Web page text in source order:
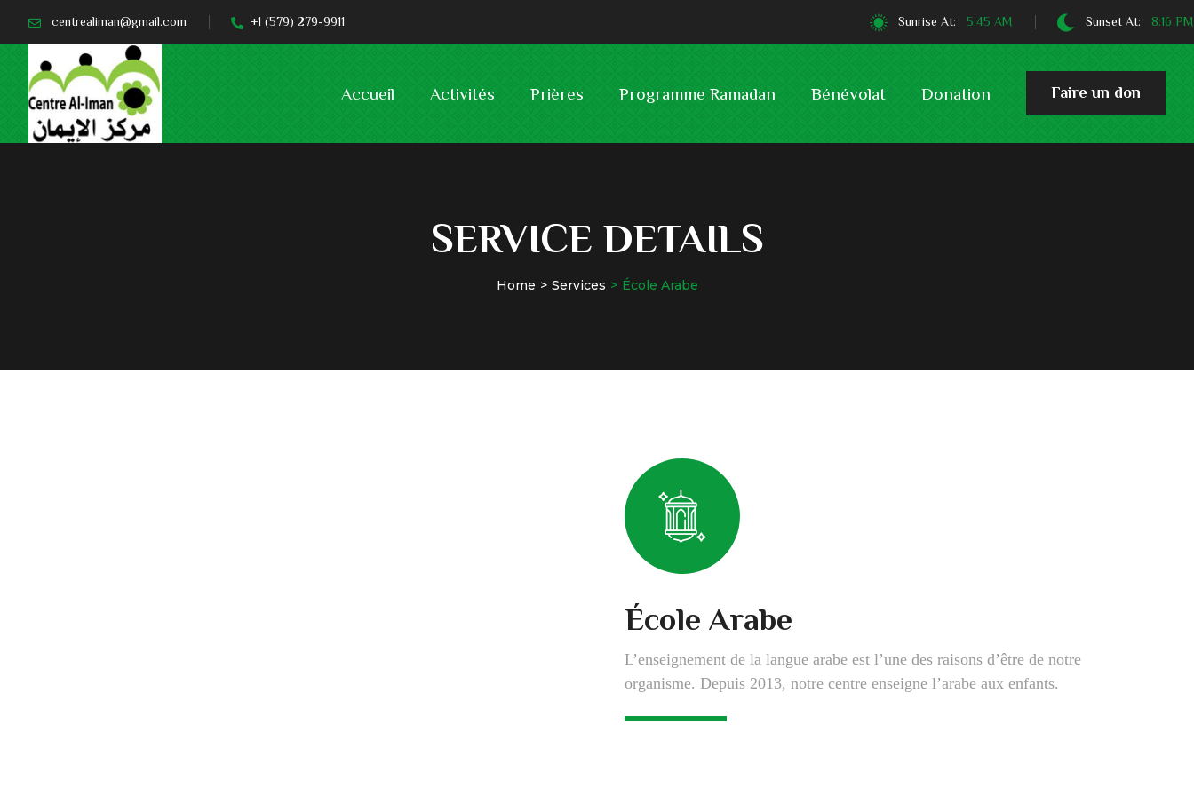
centrealiman@gmail.com +1 (579) 279-9911 Sunrise At: 5:45 AM Sunset At: 8:16 PM
Accueil Activités Prières Programme Ramadan Bénévolat Donation Faire un don
SERVICE DETAILS
Home Services École Arabe
École Arabe
L’enseignement de la langue arabe est l’une des raisons d’être de notre
organisme. Depuis 2013, notre centre enseigne l’arabe aux enfants.